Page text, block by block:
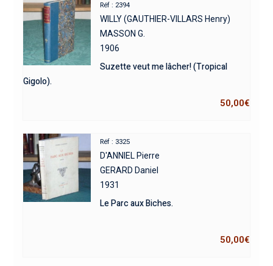
Réf : 2394
WILLY (GAUTHIER-VILLARS Henry)
MASSON G.
1906
Suzette veut me lâcher! (Tropical
Gigolo).
50,00€
Réf : 3325
D'ANNIEL Pierre
GERARD Daniel
1931
Le Parc aux Biches.
50,00€